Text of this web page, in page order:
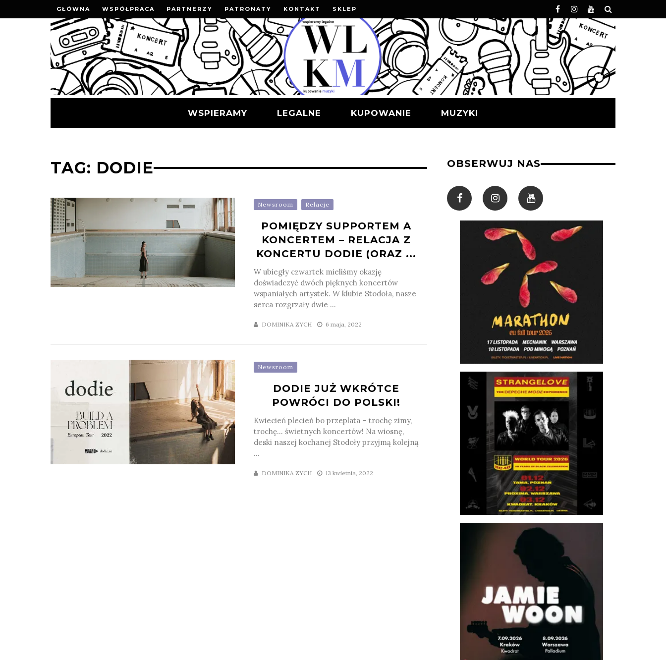
GŁÓWNA WSPÓŁPRACA PARTNERZY PATRONATY KONTAKT SKLEP
WSPIERAMY LEGALNE KUPOWANIE MUZYKI
TAG: DODIE
Newsroom Relacje
POMIĘDZY SUPPORTEM A
KONCERTEM – RELACJA Z
KONCERTU DODIE (ORAZ ...
W ubiegły czwartek mieliśmy okazję
doświadczyć dwóch pięknych koncertów
wspaniałych artystek. W klubie Stodoła, nasze
serca rozgrzały dwie ...
DOMINIKA ZYCH 6 maja, 2022
Newsroom
DODIE JUŻ WKRÓTCE
POWRÓCI DO POLSKI!
Kwiecień plecień bo przeplata – trochę zimy,
trochę… świetnych koncertów! Na wiosnę,
deski naszej kochanej Stodoły przyjmą kolejną
...
DOMINIKA ZYCH 13 kwietnia, 2022
OBSERWUJ NAS